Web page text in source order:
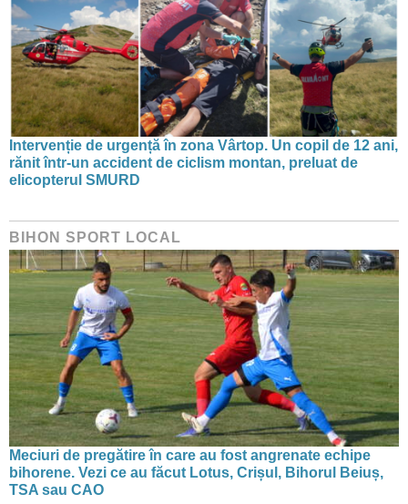
Intervenție de urgență în zona Vârtop. Un copil de 12 ani,
rănit într-un accident de ciclism montan, preluat de
elicopterul SMURD
BIHON SPORT LOCAL
Meciuri de pregătire în care au fost angrenate echipe
bihorene. Vezi ce au făcut Lotus, Crișul, Bihorul Beiuș,
TSA sau CAO